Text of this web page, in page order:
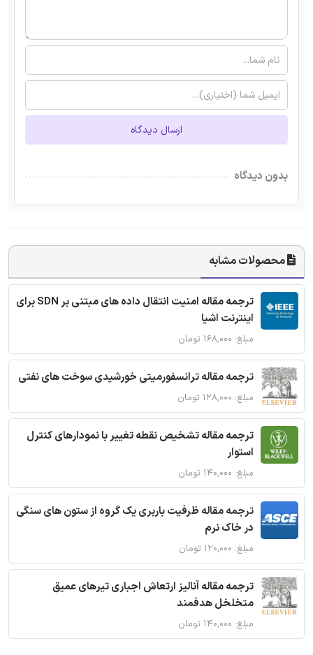
ارسال دیدگاه
بدون دیدگاه
محصولات مشابه
ترجمه مقاله امنیت انتقال داده های مبتنی بر SDN برای
اینترنت اشیا
مبلغ: ۱۶۸,۰۰۰ تومان
ترجمه مقاله ترانسفورمیتی خورشیدی سوخت های نفتی
مبلغ: ۱۲۸,۰۰۰ تومان
ترجمه مقاله تشخیص نقطه تغییر با نمودارهای کنترل
استوار
مبلغ: ۱۴۰,۰۰۰ تومان
ترجمه مقاله ظرفیت باربری یک گروه از ستون های سنگی
در خاک نرم
مبلغ: ۱۲۰,۰۰۰ تومان
ترجمه مقاله آنالیز ارتعاش اجباری تیرهای عمیق
متخلخل هدفمند
مبلغ: ۱۴۰,۰۰۰ تومان